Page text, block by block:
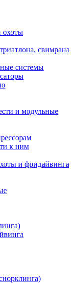
охоты
свимрана
системы
и модульные
к ним
и фридайвинга